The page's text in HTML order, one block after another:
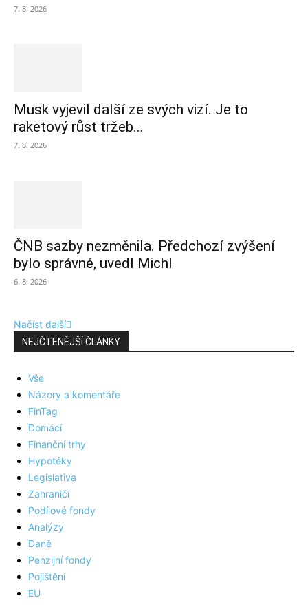
7. 8. 2026
Musk vyjevil další ze svých vizí. Je to
raketový růst tržeb...
7. 8. 2026
ČNB sazby nezměnila. Předchozí zvýšení
bylo správné, uvedl Michl
6. 8. 2026
Načíst další
NEJČTENĚJŠÍ ČLÁNKY
Vše
Názory a komentáře
FinTag
Domácí
Finanční trhy
Hypotéky
Legislativa
Zahraničí
Podílové fondy
Analýzy
Daně
Penzijní fondy
Pojištění
EU